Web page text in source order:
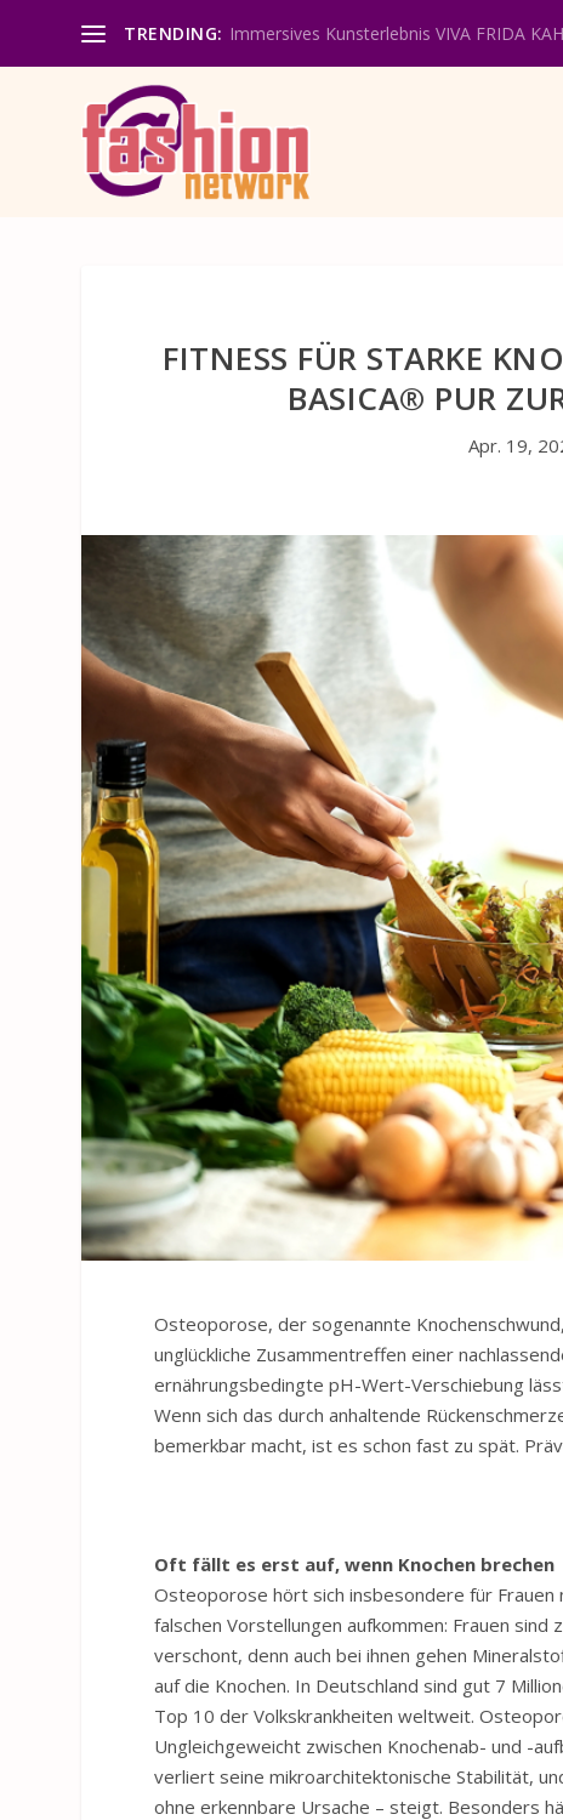
TRENDING: Immersives Kunsterlebnis VIVA FRIDA
FITNESS FÜR STARKE
BASICA® PUR
Apr. 19,
Osteoporose, der sogenannte
unglückliche Zusammentreffen einer
ernährungsbedingte pH-Wert-Verschiebung
Wenn sich das durch anhaltende
bemerkbar macht, ist es schon fast zu spät.
Oft fällt es erst auf, wenn Knochen brechen
Osteoporose hört sich insbesondere für Frauen
falschen Vorstellungen aufkommen: Frauen
verschont, denn auch bei ihnen gehen
auf die Knochen. In Deutschland sind gut 7
Top 10 der Volkskrankheiten weltweit.
Ungleichgeweicht zwischen Knochenab- und -
verliert seine mikroarchitektonische Stabilität,
ohne erkennbare Ursache – steigt. Besonders